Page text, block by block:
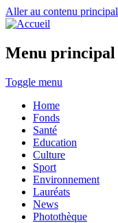
Aller au contenu principal
Menu principal
Toggle menu
Home
Fonds
Santé
Education
Culture
Sport
Environnement
Lauréats
News
Photothèque